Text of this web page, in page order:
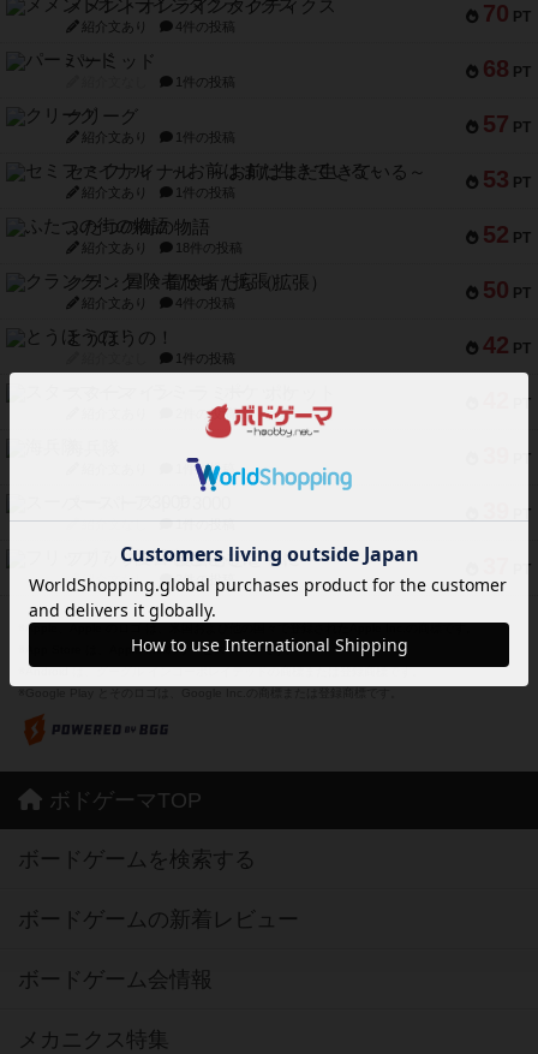
70 PT
メメントオンラインタクティクス
紹介文あり 4件の投稿
68 PT
パーミッド
1件の投稿
57 PT
クリーグ
紹介文あり 1件の投稿
53 PT
セミファイナル ～お前はまだ生きている～
紹介文あり 1件の投稿
52 PT
ふたつの街の物語
紹介文あり 18件の投稿
50 PT
クランク! ：冒険者たち（拡張）
紹介文あり 4件の投稿
42 PT
とうほうの！
1件の投稿
PT
2件の投稿
PT
1件の投稿
PT
紹介文なし 1件の投稿
PT
フリップ７：復讐心とともに
紹介文なし 2件の投稿
※Apple、Apple のロゴ は、米国および他の国々で登録されたApple Inc.の商標です。
※App Store は、Apple Inc.のサービスマークです。
※Android は、グーグル インコーポレイテッドの商標または登録商標です。
ボドゲーマTOP
ボードゲームを検索する
ボードゲームの新着レビュー
ボードゲーム会情報
メカニクス特集